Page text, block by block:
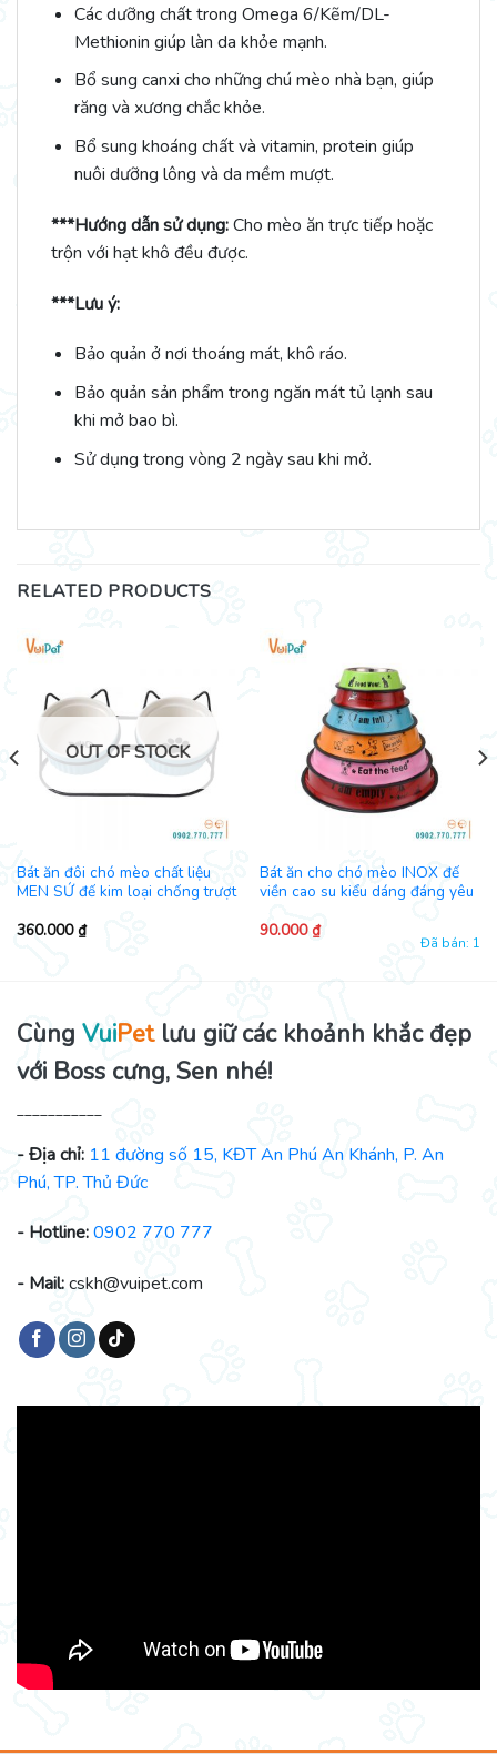
Các dưỡng chất trong Omega 6/Kẽm/DL-
Methionin giúp làn da khỏe mạnh.
Bổ sung canxi cho những chú mèo nhà bạn, giúp
răng và xương chắc khỏe.
Bổ sung khoáng chất và vitamin, protein giúp
nuôi dưỡng lông và da mềm mượt.
***Hướng dẫn sử dụng:Cho mèo ăn trực tiếp hoặc
trộn với hạt khô đều được.
***Lưu ý:
Bảo quản ở nơi thoáng mát, khô ráo.
Bảo quản sản phẩm trong ngăn mát tủ lạnh sau
khi mở bao bì.
Sử dụng trong vòng 2 ngày sau khi mở.
RELATED PRODUCTS
OUT OF STOCK
Bát ăn đôi chó mèo chất liệu
MEN SỨ đế kim loại chống trượt
360.000₫
Bát ăn cho chó mèo INOX đế
viền cao su kiểu dáng đáng yêu
90.000₫
Đã bán: 1
Cùng VuiPetlưu giữ các khoảnh khắc đẹp
với Boss cưng, Sen nhé!
___________
- Địa chỉ: 11 đường số 15, KĐT An Phú An Khánh, P. An
Phú, TP. Thủ Đức
- Hotline:0902 770 777
- Mail:cskh@vuipet.com